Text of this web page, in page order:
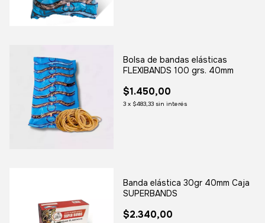
Bolsa de bandas elásticas
FLEXIBANDS 100 grs. 40mm
$1.450,00
3 x $483,33 sin interés
Banda elástica 30gr 40mm Caja
SUPERBANDS
$2.340,00